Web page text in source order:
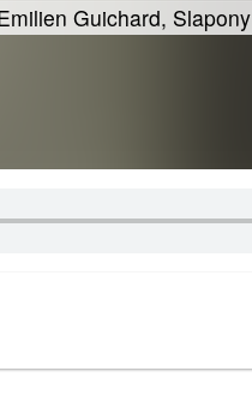
Guichard, Slapony